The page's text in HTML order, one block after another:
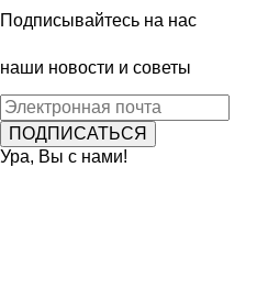
Подписывайтесь на нас
наши новости и советы
Ура, Вы с нами!